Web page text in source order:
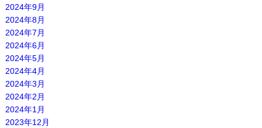
2024年9月
2024年8月
2024年7月
2024年6月
2024年5月
2024年4月
2024年3月
2024年2月
2024年1月
2023年12月